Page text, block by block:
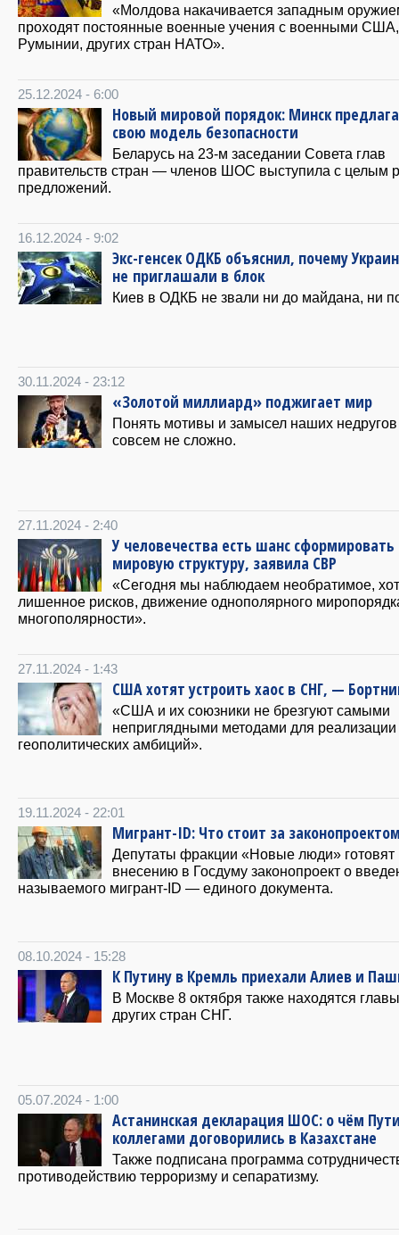
«Молдова накачивается западным
проходят постоянные военные учения с военными США,
Румынии, других стран НАТО».
25.12.2024 - 6:00
Новый мировой порядок: Минск
свою модель безопасности
Беларусь на 23-м заседании Совета глав
правительств стран — членов ШОС выступила с целым
предложений.
16.12.2024 - 9:02
Экс-генсек ОДКБ объяснил, почему
не приглашали в блок
Киев в ОДКБ не звали ни до майдана, ни
30.11.2024 - 23:12
«Золотой миллиард» поджигает мир
Понять мотивы и замысел наших недругов
совсем не сложно.
27.11.2024 - 2:40
У человечества есть шанс
мировую структуру, заявила СВР
«Сегодня мы наблюдаем необратимое,
лишенное рисков, движение однополярного
многополярности».
27.11.2024 - 1:43
США хотят устроить хаос в СНГ, —
«США и их союзники не брезгуют самыми
неприглядными методами для реализации
геополитических амбиций».
19.11.2024 - 22:01
Мигрант-ID: Что стоит за
Депутаты фракции «Новые люди» готовят
внесению в Госдуму законопроект о
называемого мигрант-ID — единого документа.
08.10.2024 - 15:28
К Путину в Кремль приехали Алиев и
В Москве 8 октября также находятся главы
других стран СНГ.
05.07.2024 - 1:00
Астанинская декларация ШОС: о чём
коллегами договорились в Казахстане
Также подписана программа
противодействию терроризму и сепаратизму.